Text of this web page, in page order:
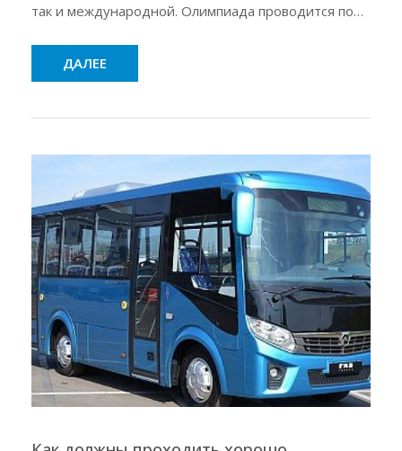
так и международной. Олимпиада проводится по…
ДАЛЕЕ